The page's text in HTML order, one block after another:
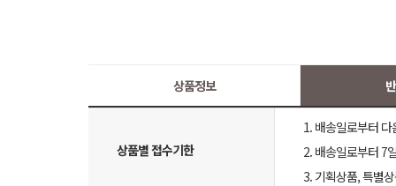
상품정보
상품별 접수기한
1. 배송일로부터
2. 배송일로부터 7
3. 기획상품, 특별